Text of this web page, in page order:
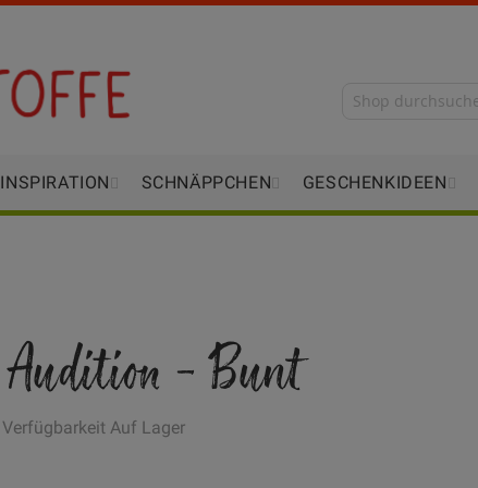
INSPIRATION SCHNÄPPCHEN GESCHENKIDEEN
Audition - Bunt
VerfügbarkeitAuf Lager